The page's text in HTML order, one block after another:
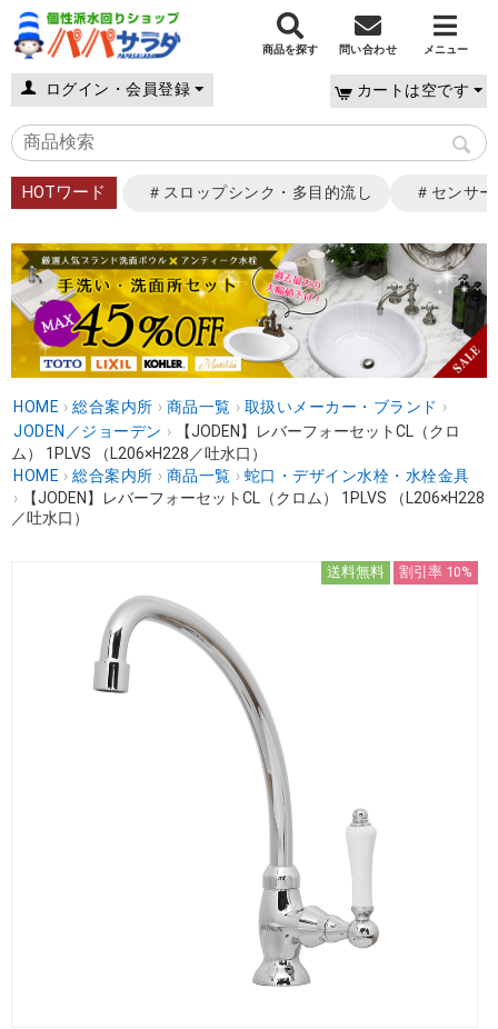
商品を探す 問い合わせ メニュー
ログイン・会員登録 カートは空です
HOTワード ＃スロップシンク・多目的流し ＃センサ
HOME › 総合案内所 › 商品一覧 › 取扱いメーカー・ブランド ›
JODEN／ジョーデン ›
【JODEN】レバーフォーセットCL（クロ
ム） 1PLVS （L206×H228／吐水口）
HOME › 総合案内所 › 商品一覧 › 蛇口・デザイン水栓・水栓金具
›
【JODEN】レバーフォーセットCL（クロム） 1PLVS （L206×H228
／吐水口）
送料無料 割引率 10%